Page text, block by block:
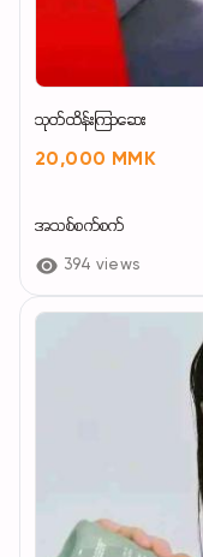
သုတ်ထိန်းကြာဆေး
20,000 MMK
အသစ်စက်စက်
394 views